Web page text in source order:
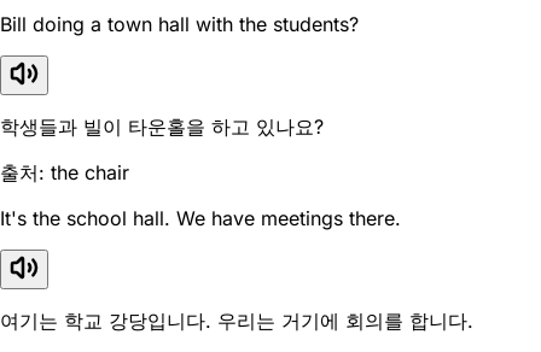
Bill doing a town hall with the students?
학생들과 빌이 타운홀을 하고 있나요?
출처: the chair
It's the school hall. We have meetings there.
여기는 학교 강당입니다. 우리는 거기에 회의를 합니다.